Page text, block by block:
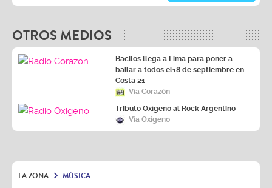
OTROS MEDIOS
Bacilos llega a Lima para poner a
bailar a todos el18 de septiembre en
Costa 21
Vía Corazón
Tributo Oxígeno al Rock Argentino
Vía Oxígeno
LA ZONA MÚSICA